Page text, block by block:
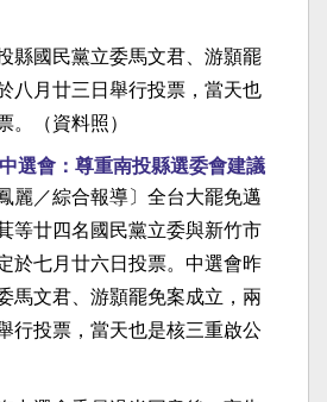
縣國民黨立委馬文君、游顥罷
八月廿三日舉行投票，當天也
。（資料照）
選會：尊重南投縣選委會建議
麗／綜合報導〕全台大罷免邁
等廿四名國民黨立委與新竹市
於七月廿六日投票。中選會昨
馬文君、游顥罷免案成立，兩
行投票，當天也是核三重啟公